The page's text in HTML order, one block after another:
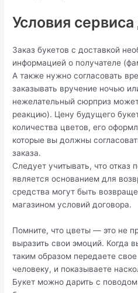
Условия сервиса
Заказ букетов с доставкой
информацией о получателе
А также нужно согласовать
заказывать вручение ночью
нежелательный сюрприз
реакцию). Цену будущего
количества цветов, его
которые вы должны
заказа.
Следует учитывать, что отказ
является основанием для
средства могут быть
магазином условий договора.
Помните, что цветы — это не
выразить свои эмоций. Когда
таким образом передаете
человеку, и показываете
Букет можно дарить с поводом